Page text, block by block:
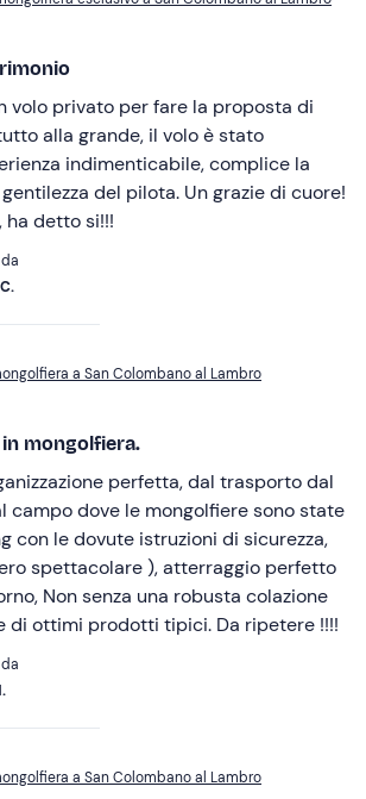
volo privato per fare la proposta di
alla grande, il volo è stato
indimenticabile, complice la
del pilota. Un grazie di cuore!
ha detto si!!!
a San Colombano al Lambro
mongolfiera.
perfetta, dal trasporto dal
campo dove le mongolfiere sono state
con le dovute istruzioni di sicurezza,
spettacolare ), atterraggio perfetto
Non senza una robusta colazione
di ottimi prodotti tipici. Da ripetere !!!!
a San Colombano al Lambro